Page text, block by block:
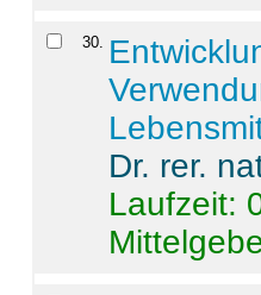
30.
Dr. rer.
Laufzeit: